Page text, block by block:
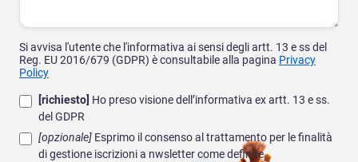
Si avvisa l'utente che l'informativa ai sensi degli artt. 13 e ss del
Reg. EU 2016/679 (GDPR) è consultabile alla pagina Privacy
Policy
[richiesto] Ho preso visione dell’informativa ex artt. 13 e ss.
del GDPR
[opzionale] Esprimo il consenso al trattamento per le finalità
di gestione iscrizioni a nwsletter come definite